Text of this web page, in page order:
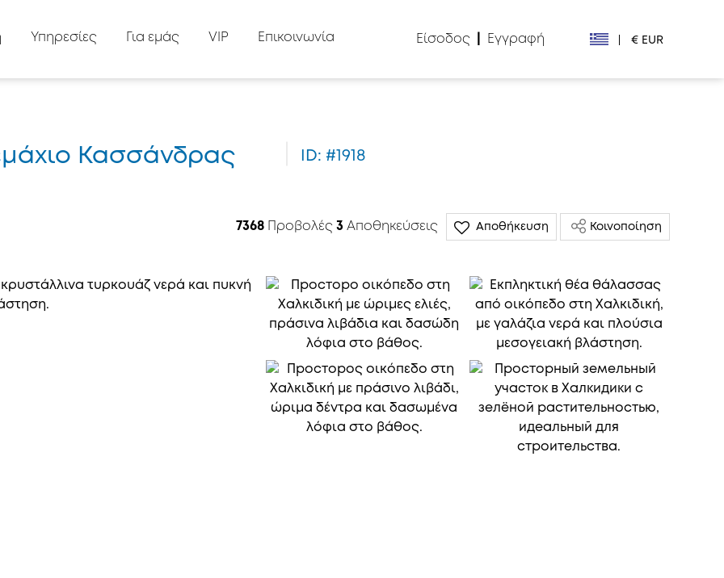
Υπηρεσίες Για εμάς VIP Επικοινωνία Είσοδος Εγγραφή € EUR
Лв. BGN
₽ RUB
Κασσάνδρας ID: #1918
7368Προβολές 3 Αποθηκεύσεις Αποθήκευση Κοινοποίηση